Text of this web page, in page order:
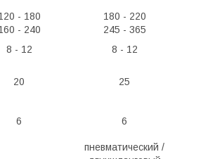
- 180
- 240
180 - 220
245 - 365
8 - 12 8 - 12
20 25
6 6
пневматический /